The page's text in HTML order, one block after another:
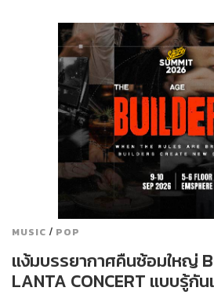
MUSIC / POP
แง้มบรรยากาศคืนซ้อมใหญ่
LANTA CONCERT แบบรู้กัน